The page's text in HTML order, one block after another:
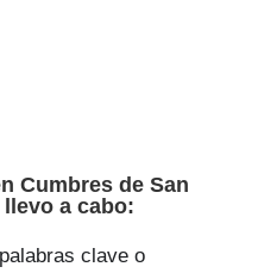
Cumbres de San
a cabo:
clave o